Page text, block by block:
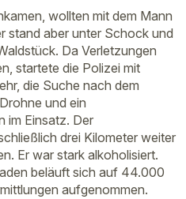
wollten mit dem Mann
stand aber unter Schock und
Da Verletzungen
startete die Polizei mit
die Suche nach dem
und ein
im Einsatz. Der
drei Kilometer weiter
Er war stark alkoholisiert.
beläuft sich auf 44.000
aufgenommen.